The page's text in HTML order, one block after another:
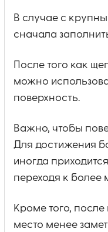
В случае с
сначала
После того как
можно
поверхность.
Важно, чтобы
Для достижения
иногда
переходя к более
Кроме того,
место менее